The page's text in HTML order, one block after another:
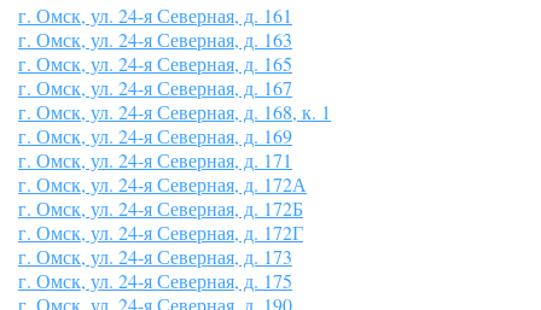
г. Омск, ул. 24-я Северная, д. 161
г. Омск, ул. 24-я Северная, д. 163
г. Омск, ул. 24-я Северная, д. 165
г. Омск, ул. 24-я Северная, д. 167
г. Омск, ул. 24-я Северная, д. 168, к. 1
г. Омск, ул. 24-я Северная, д. 169
г. Омск, ул. 24-я Северная, д. 171
г. Омск, ул. 24-я Северная, д. 172А
г. Омск, ул. 24-я Северная, д. 172Б
г. Омск, ул. 24-я Северная, д. 172Г
г. Омск, ул. 24-я Северная, д. 173
г. Омск, ул. 24-я Северная, д. 175
г. Омск, ул. 24-я Северная, д. 190